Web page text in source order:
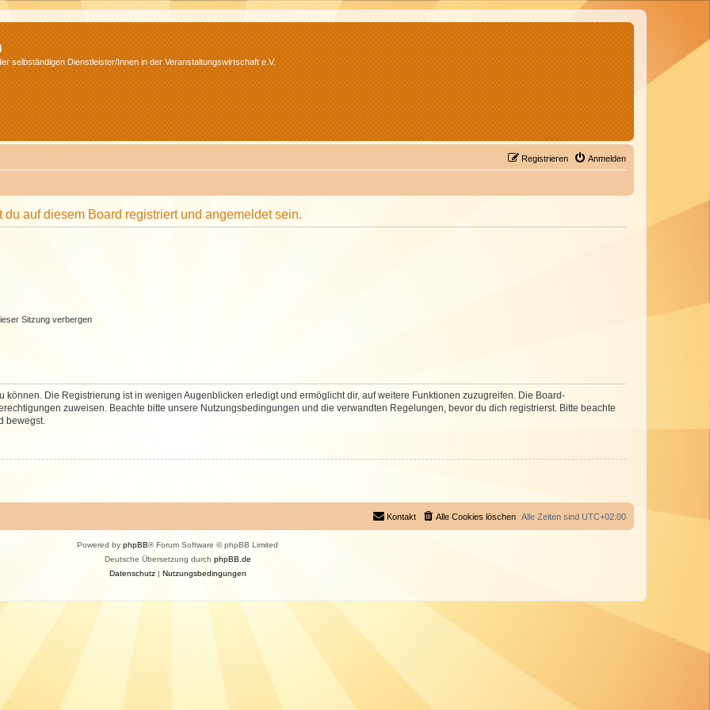
selbständigen Dienstleister/Innen in der Veranstaltungswirtschaft e.V.
Anmelden
Registrieren
auf diesem Board registriert und angemeldet sein.
Sitzung verbergen
können. Die Registrierung ist in wenigen Augenblicken erledigt und ermöglicht dir, auf weitere Funktionen zuzugreifen. Die Board-
zuweisen. Beachte bitte unsere Nutzungsbedingungen und die verwandten Regelungen, bevor du dich registrierst. Bitte beachte
bewegst.
Alle Zeiten sind UTC+02:00
Alle Cookies löschen
Kontakt
Powered by phpBB® Forum Software © phpBB Limited
Deutsche Übersetzung durch phpBB.de
Datenschutz| Nutzungsbedingungen